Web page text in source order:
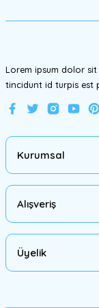
Lorem ipsum dolor
tincidunt id turpis est
Kurumsal
Alışveriş
Üyelik